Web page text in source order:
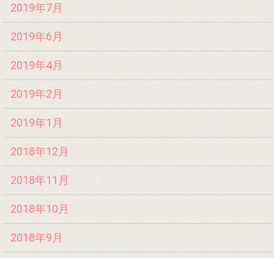
2019年7月
2019年6月
2019年4月
2019年2月
2019年1月
2018年12月
2018年11月
2018年10月
2018年9月